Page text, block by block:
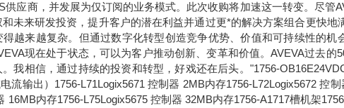
应商，并发展为仅订阅的业务模式。此次收购将加速这一转变。尽管
未来研发投资，提升客户的潜在利益并通过更*的解决方案组合更快地
越来越复杂。但通过数字化转型创造竞争优势、价值和可持续性的机
现在处于状态，可以为客户推动创新、变革和价值。AVEVA过去的
我相信，通过持续的投资和转型，好戏还在后头。"1756-
输出）1756-L71Logix5671 控制器 2MB内存1756-L72Logix5672 控制
内存1756-L75Logix5675 控制器 32MB内存1756-A1717槽机架